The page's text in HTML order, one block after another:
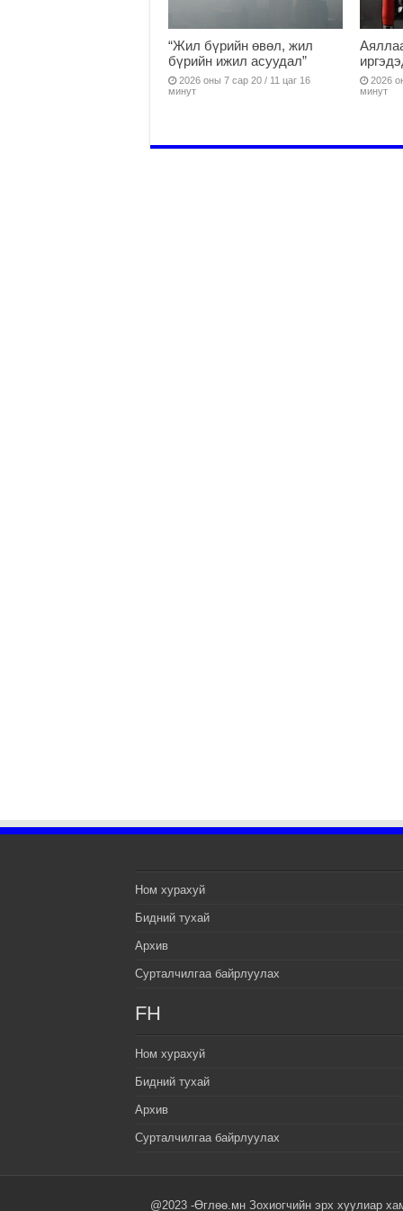
“Жил бүрийн өвөл, жил
бүрийн ижил асуудал”
2026 оны 7 сар 20 / 11 цаг 16
минут
2026
минут
Ном хурахуй
Бидний тухай
Архив
Сурталчилгаа байрлуулах
FH
Ном хурахуй
Бидний тухай
Архив
Сурталчилгаа байрлуулах
@2023 -Өглөө.мн Зохиогчийн эрх хуулиар